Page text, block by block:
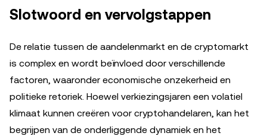
Slotwoord en vervolgstappen
De relatie tussen de aandelenmarkt en de cryptomarkt
is complex en wordt beïnvloed door verschillende
factoren, waaronder economische onzekerheid en
politieke retoriek. Hoewel verkiezingsjaren een volatiel
klimaat kunnen creëren voor cryptohandelaren, kan het
begrijpen van de onderliggende dynamiek en het